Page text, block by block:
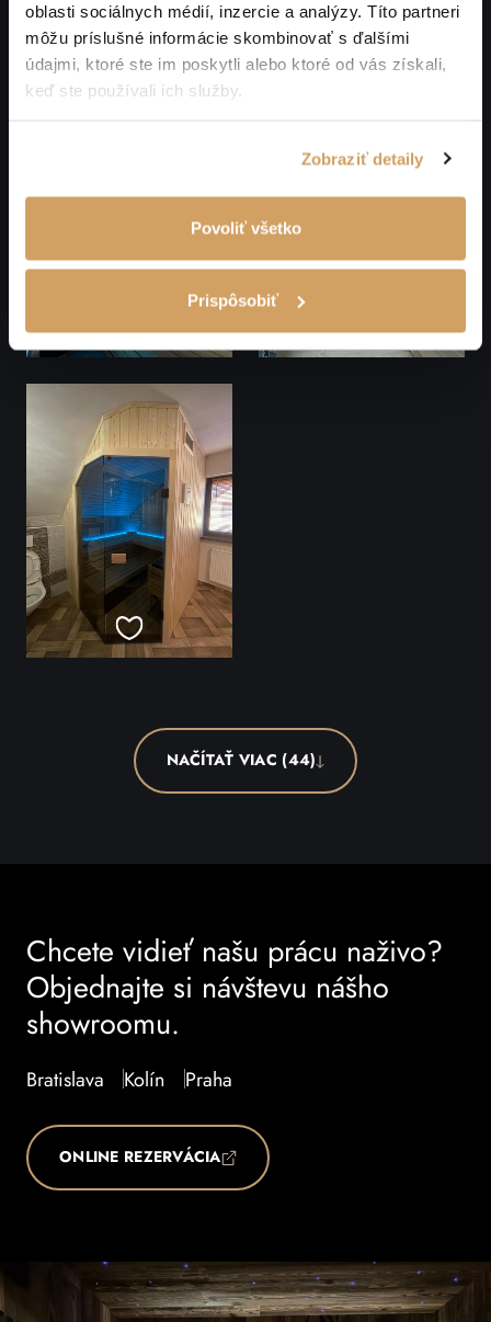
oblasti sociálnych médií, inzercie a analýzy. Títo partneri
môžu príslušné informácie skombinovať s ďalšími
údajmi, ktoré ste im poskytli alebo ktoré od vás získali,
keď ste používali ich služby.
Zobraziť detaily
Povoliť všetko
Prispôsobiť
NAČÍTAŤ VIAC (44)
Chcete vidieť našu prácu naživo?
Objednajte si návštevu nášho
showroomu.
Bratislava Kolín Praha
ONLINE REZERVÁCIA